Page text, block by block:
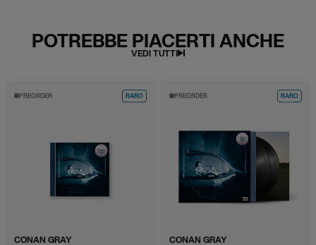
POTREBBE PIACERTI ANCHE
VEDI TUTTI
PREORDER RARO
CONAN GRAY
PREORDER RARO
CONAN GRAY